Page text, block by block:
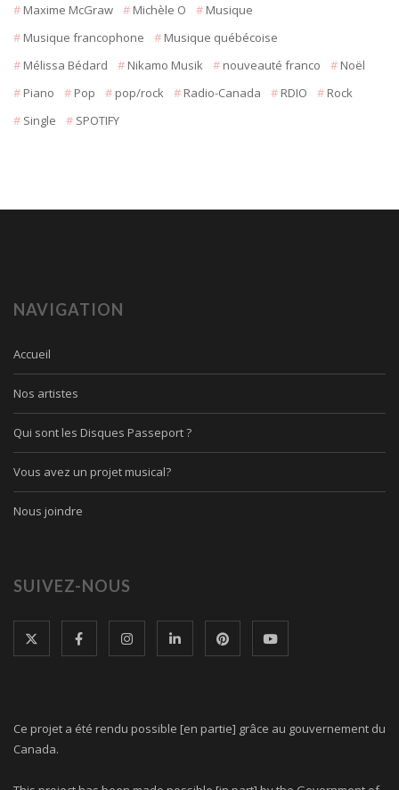
Maxime McGraw
Michèle O
Musique
Musique francophone
Musique québécoise
Mélissa Bédard
Nikamo Musik nouveauté franco
Noël
Piano
Pop pop/rock Radio-Canada RDIO
Rock
Single
SPOTIFY
NAVIGATION
Accueil
Nos artistes
Qui sont les Disques Passeport ?
Vous avez un projet musical?
Nous joindre
SUIVEZ-NOUS
Ce projet a été rendu possible [en partie] grâce au gouvernement du
Canada.